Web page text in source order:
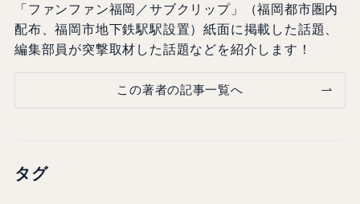
「ファンファン福岡／サブクリップ」（福岡都市圏内
配布、福岡市地下鉄駅駅設置）紙面に掲載した話題、
編集部員が突撃取材した話題などを紹介します！
この著者の記事一覧へ
タグ